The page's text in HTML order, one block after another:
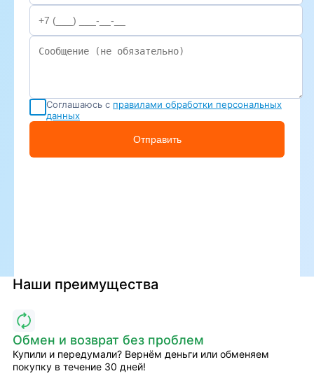
Соглашаюсь с правилами обработки персональных
данных
Отправить
Наши преимущества
Обмен и возврат без проблем
Купили и передумали? Вернём деньги или обменяем
покупку в течение 30 дней!